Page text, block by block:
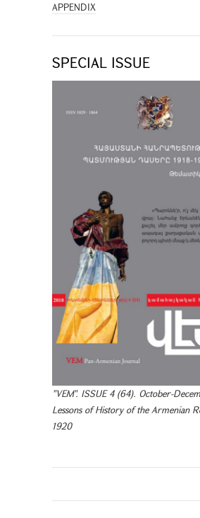
APPENDIX
SPECIAL ISSUE
"VEM". ISSUE 4 (64). October-
Lessons of History of the Armenian
1920